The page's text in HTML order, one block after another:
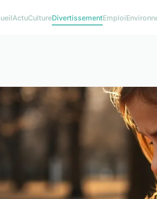
ActuCultureDivertissementEmploi